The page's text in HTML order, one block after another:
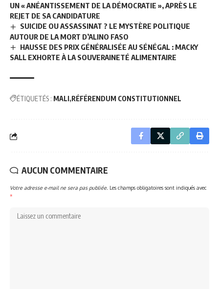
UN « ANÉANTISSEMENT DE LA DÉMOCRATIE », APRÈS LE
REJET DE SA CANDIDATURE
SUICIDE OU ASSASSINAT ? LE MYSTÈRE POLITIQUE
AUTOUR DE LA MORT D’ALINO FASO
HAUSSE DES PRIX GÉNÉRALISÉE AU SÉNÉGAL : MACKY
SALL EXHORTE À LA SOUVERAINETÉ ALIMENTAIRE
ÉTIQUETÉS : MALI RÉFÉRENDUM CONSTITUTIONNEL
AUCUN COMMENTAIRE
Votre adresse e-mail ne sera pas publiée. Les champs obligatoires sont indiqués avec
*